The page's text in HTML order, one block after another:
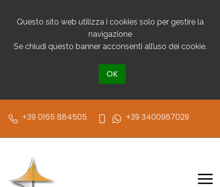
Questo sito web utilizza i cookies solo per gestire la
navigazione
Se chiudi questo banner acconsenti all’uso dei cookie.
OK
+39 0165 884505 +39 3400967029